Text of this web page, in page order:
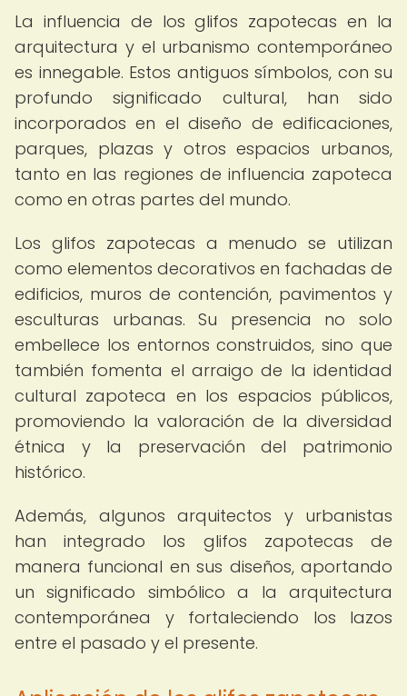
La influencia de los glifos zapotecas en la
arquitectura y el urbanismo contemporáneo
es innegable. Estos antiguos símbolos, con su
profundo significado cultural, han sido
incorporados en el diseño de edificaciones,
parques, plazas y otros espacios urbanos,
tanto en las regiones de influencia zapoteca
como en otras partes del mundo.
Los glifos zapotecas a menudo se utilizan
como elementos decorativos en fachadas de
edificios, muros de contención, pavimentos y
esculturas urbanas. Su presencia no solo
embellece los entornos construidos, sino que
también fomenta el arraigo de la identidad
cultural zapoteca en los espacios públicos,
promoviendo la valoración de la diversidad
étnica y la preservación del patrimonio
histórico.
Además, algunos arquitectos y urbanistas
han integrado los glifos zapotecas de
manera funcional en sus diseños, aportando
un significado simbólico a la arquitectura
contemporánea y fortaleciendo los lazos
entre el pasado y el presente.